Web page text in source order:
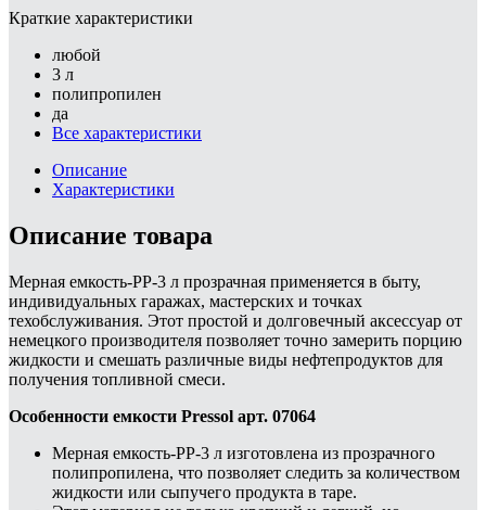
Краткие характеристики
любой
3 л
полипропилен
да
Все характеристики
Описание
Характеристики
Описание товара
Мерная емкость-PP-3 л прозрачная применяется в быту,
индивидуальных гаражах, мастерских и точках
техобслуживания. Этот простой и долговечный аксессуар от
немецкого производителя позволяет точно замерить порцию
жидкости и смешать различные виды нефтепродуктов для
получения топливной смеси.
Особенности емкости Pressol арт. 07064
Мерная емкость-PP-3 л изготовлена из прозрачного
полипропилена, что позволяет следить за количеством
жидкости или сыпучего продукта в таре.